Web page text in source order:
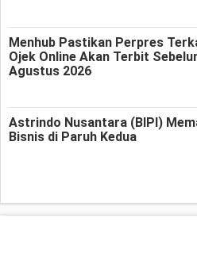
Menhub Pastikan Perpres
Ojek Online Akan Terbit
Agustus 2026
Astrindo Nusantara (BIPI)
Bisnis di Paruh Kedua